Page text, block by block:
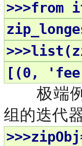
>>>from
[(0,
极端
组的迭代器